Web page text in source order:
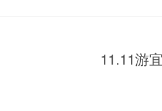
11.11游